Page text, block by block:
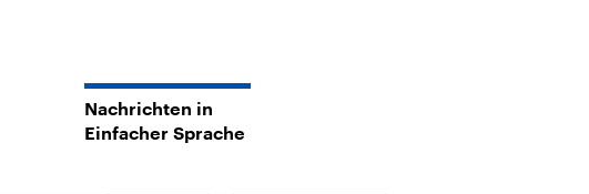
Nachrichten in
Einfacher Sprache